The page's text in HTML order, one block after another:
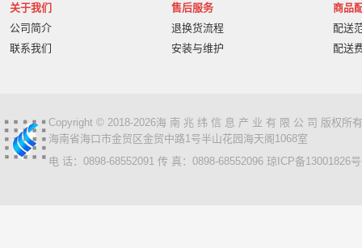
关于我们
公司简介
联系我们
售后服务
退换货流程
安装与维护
商品
配送
配送
Copyright © 2018-2026海 南 兆 纬 信 息 产 业 有 限 公 司 版权所
海南省海口市金贸区金贸中路1号半山花园海天阁1068室
电 话：0898-68552091 传 真：0898-68552096 琼ICP备13001826